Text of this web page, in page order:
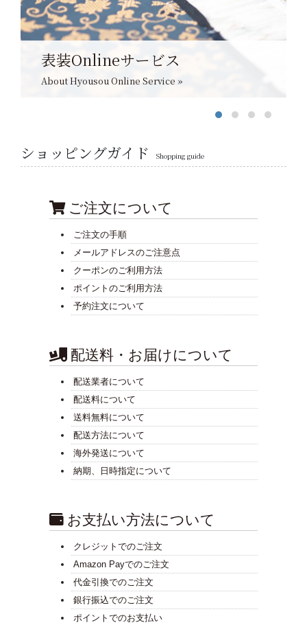
表装Onlineサービス
About Hyousou Online Service »
ショッピングガイド Shopping guide
ご注文について
ご注文の手順
メールアドレスのご注意点
クーポンのご利用方法
ポイントのご利用方法
予約注文について
配送料・お届けについて
配送業者について
配送料について
送料無料について
配送方法について
海外発送について
納期、日時指定について
お支払い方法について
クレジットでのご注文
Amazon Payでのご注文
代金引換でのご注文
銀行振込でのご注文
ポイントでのお支払い